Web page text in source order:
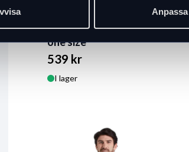
Anpassa
Regnponcho Cavo, svart,
one size
539 kr
I lager